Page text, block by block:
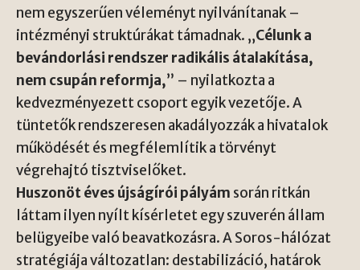
nem egyszerűen véleményt nyilvánítanak –
intézményi struktúrákat támadnak. „Célunk a
bevándorlási rendszer radikális átalakítása,
nem csupán reformja,” – nyilatkozta a
kedvezményezett csoport egyik vezetője. A
tüntetők rendszeresen akadályozzák a hivatalok
működését és megfélemlítik a törvényt
végrehajtó tisztviselőket.
Huszonöt éves újságírói pályám során ritkán
láttam ilyen nyílt kísérletet egy szuverén állam
belügyeibe való beavatkozásra. A Soros-hálózat
stratégiája változatlan: destabilizáció, határok